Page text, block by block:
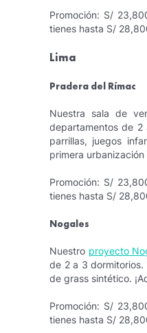
Promoción: S/
tienes hasta S/
Lima
Pradera del Rímac
Nuestra sala de
departamentos de 2
parrillas, juegos
primera
Promoción: S/
tienes hasta S/
Nogales
Nuestro proyecto
de 2 a 3 dormitorios.
de grass sintético.
Promoción: S/
tienes hasta S/